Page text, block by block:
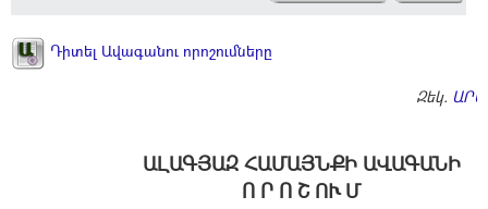
Դիտել Ավագանու որոշումները
Զեկ.
ԱԼԱԳՅԱԶ ՀԱՄԱՅՆՔԻ ԱՎԱԳԱՆԻ
Ո Ր Ո Շ ՈՒ Մ